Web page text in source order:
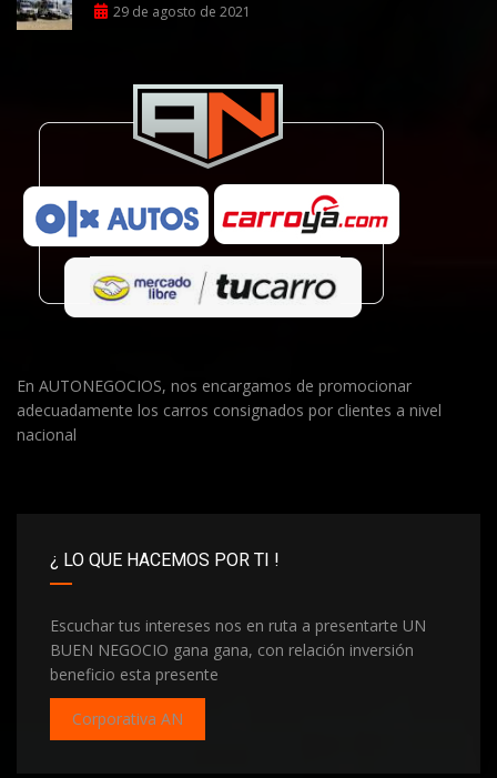
29 de agosto de 2021
En AUTONEGOCIOS, nos encargamos de promocionar
adecuadamente los carros consignados por clientes a nivel
nacional
¿ LO QUE HACEMOS POR TI !
Escuchar tus intereses nos en ruta a presentarte UN
BUEN NEGOCIO gana gana, con relación inversión
beneficio esta presente
Corporativa AN